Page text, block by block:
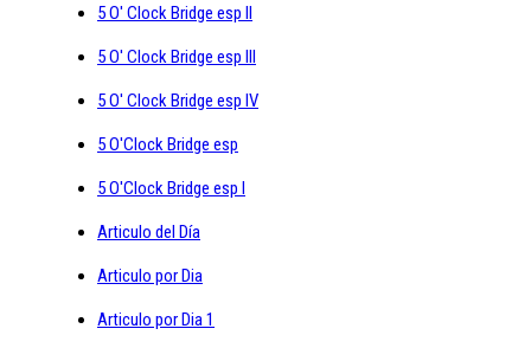
5 O' Clock Bridge esp II
5 O' Clock Bridge esp III
5 O' Clock Bridge esp IV
5 O'Clock Bridge esp
5 O'Clock Bridge esp I
Articulo del Día
Articulo por Dia
Articulo por Dia 1